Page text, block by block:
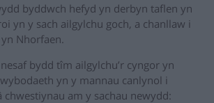
byddwch hefyd yn derbyn taflen yn
yn y sach ailgylchu goch, a chanllaw i
Nhorfaen.
bydd tîm ailgylchu’r cyngor yn
yn y mannau canlynol i
am y sachau newydd: